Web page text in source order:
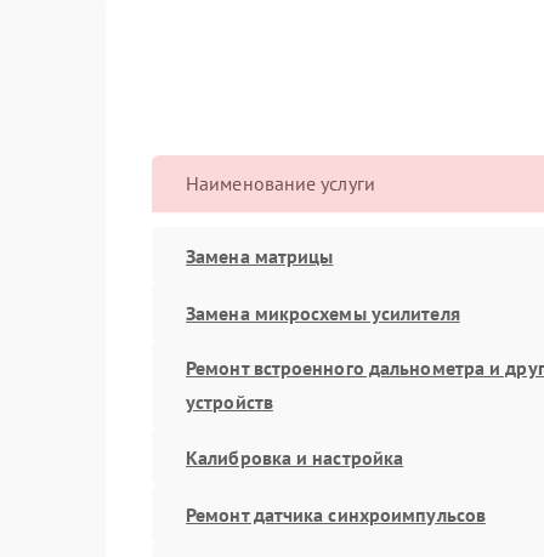
Наименование услуги
Замена матрицы
Замена микросхемы усилителя
Ремонт встроенного дальнометра и
устройств
Калибровка и настройка
Ремонт датчика синхроимпульсов